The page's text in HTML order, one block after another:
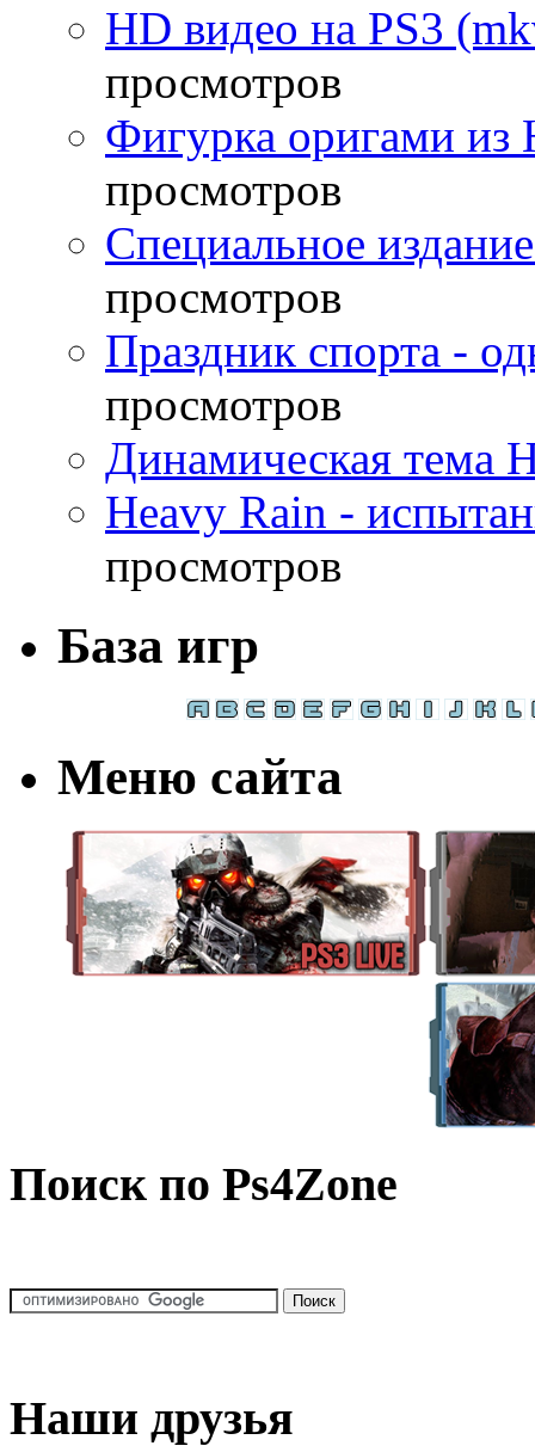
HD видео на PS3
просмотров
Фигурка оригами из
просмотров
Специальное
просмотров
Праздник спорта -
просмотров
Динамическая тема
Heavy Rain -
просмотров
База игр
Меню сайта
Поиск по Ps4Zone
Наши друзья